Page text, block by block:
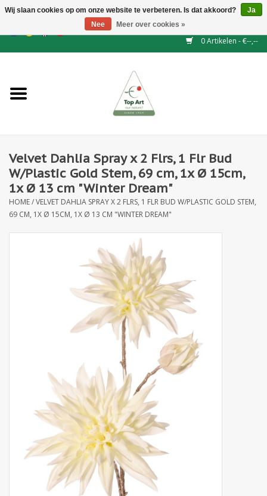
EUR/GBP/CHF
0 Artikelen - €--,--
NIEUW
Binderij
Kunstbloemen
Blad - en Bessentakken
Velvet Dahlia Spray x 2 Flrs, 1 Flr Bud
W/Plastic Gold Stem, 69 cm, 1x Ø 15cm,
1x Ø 13 cm "Winter Dream"
HOME/VELVET DAHLIA SPRAY X 2 FLRS, 1 FLR BUD W/PLASTIC GOLD STEM,
69 CM, 1X Ø 15CM, 1X Ø 13 CM "WINTER DREAM"
Wij slaan cookies op om onze website te verbeteren. Is dat akkoord?
Ja
Nee
Meer over cookies »